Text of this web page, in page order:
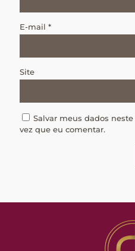
E-mail *
Site
Salvar meus dados
vez que eu comentar.